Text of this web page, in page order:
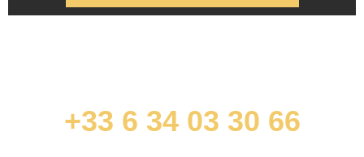
+33 6 34 03 30 66